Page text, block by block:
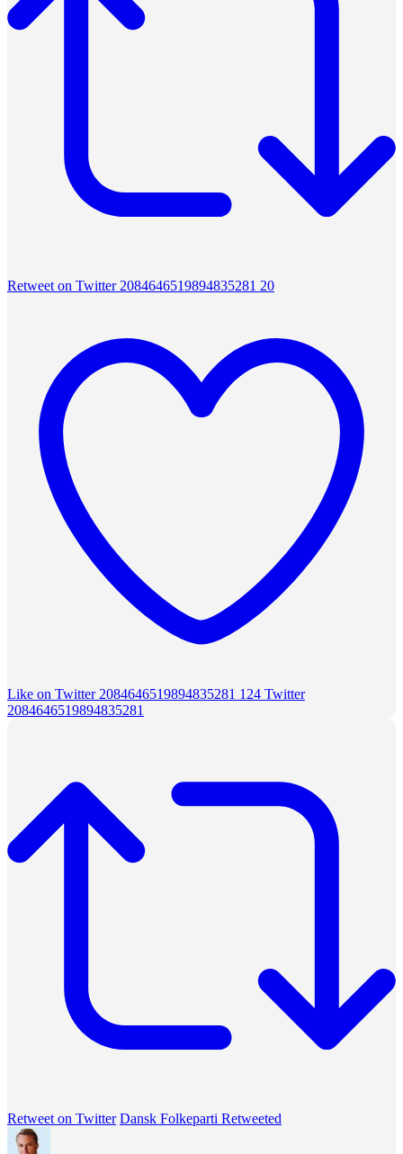
Retweet on Twitter 2084646519894835281 20
Like on Twitter 2084646519894835281 124 Twitter
2084646519894835281
Retweet on Twitter Dansk Folkeparti Retweeted